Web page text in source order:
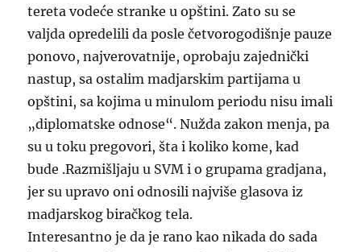
tereta vodeće stranke u opštini. Zato su se
valjda opredelili da posle četvorogodišnje pauze
ponovo, najverovatnije, oprobaju zajednički
nastup, sa ostalim madjarskim partijama u
opštini, sa kojima u minulom periodu nisu imali
„diplomatske odnose“. Nužda zakon menja, pa
su u toku pregovori, šta i koliko kome, kad
bude .Razmišljaju u SVM i o grupama gradjana,
jer su upravo oni odnosili najviše glasova iz
madjarskog biračkog tela.
Interesantno je da je rano kao nikada do sada